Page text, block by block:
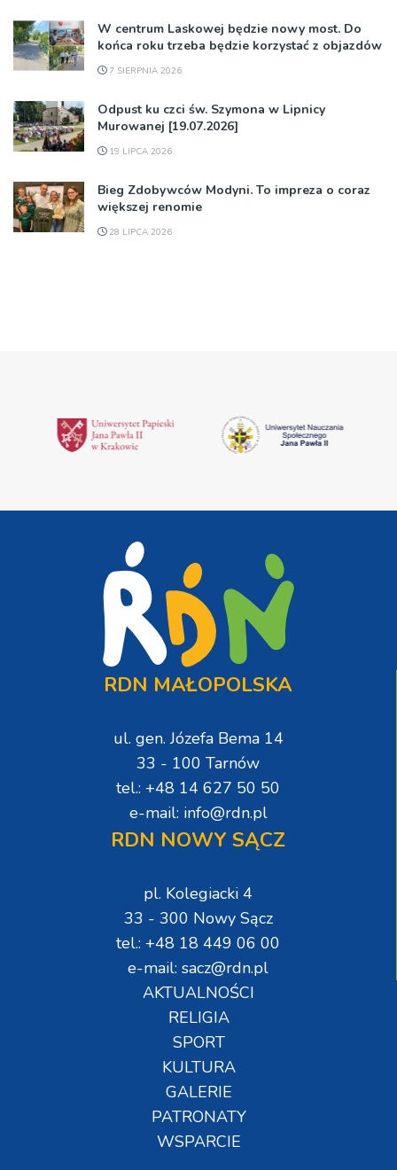
W centrum Laskowej będzie nowy most. Do
końca roku trzeba będzie korzystać z objazdów
7 SIERPNIA 2026
Odpust ku czci św. Szymona w Lipnicy
Murowanej [19.07.2026]
19 LIPCA 2026
Bieg Zdobywców Modyni. To impreza o coraz
większej renomie
28 LIPCA 2026
RDN MAŁOPOLSKA
ul. gen. Józefa Bema 14
33 - 100 Tarnów
tel.: +48 14 627 50 50
e-mail: info@rdn.pl
RDN NOWY SĄCZ
pl. Kolegiacki 4
33 - 300 Nowy Sącz
tel.: +48 18 449 06 00
e-mail: sacz@rdn.pl
AKTUALNOŚCI
RELIGIA
SPORT
KULTURA
GALERIE
PATRONATY
WSPARCIE